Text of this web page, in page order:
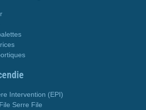
Intervention (EPI)
Serre File